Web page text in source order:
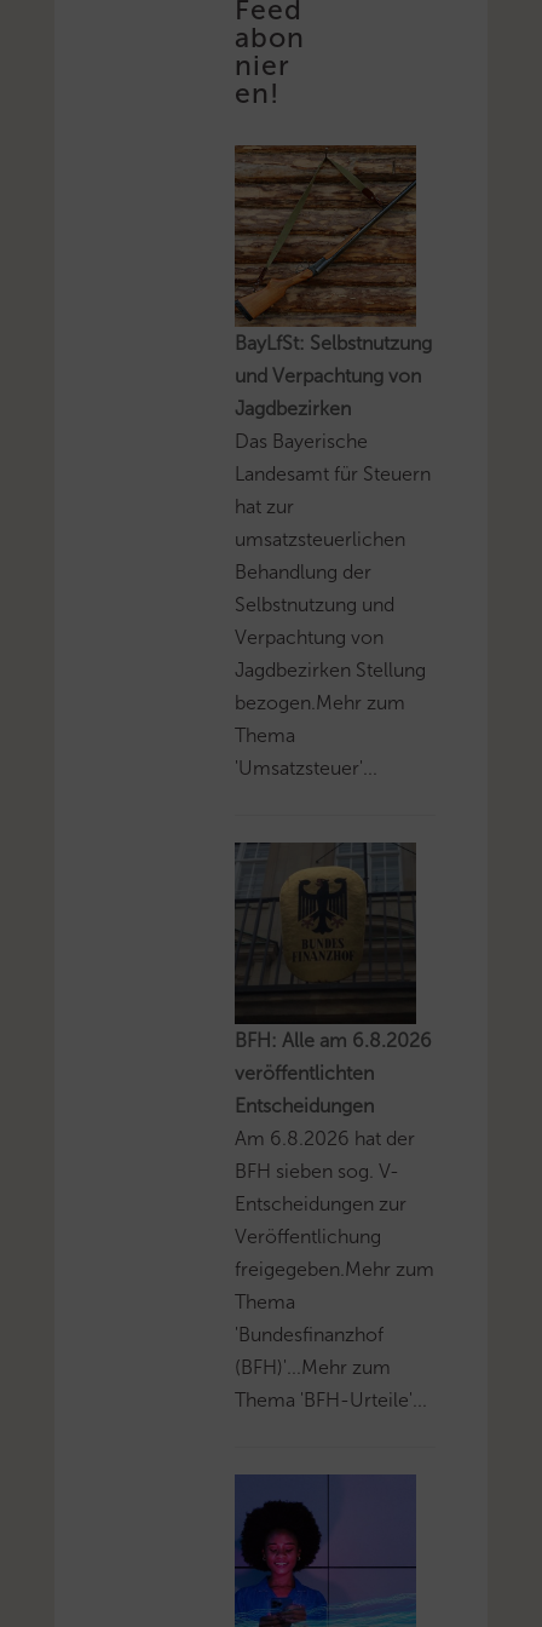
Feed
abon
nier
en!
BayLfSt: Selbstnutzung
und Verpachtung von
Jagdbezirken
Das Bayerische
Landesamt für Steuern
hat zur
umsatzsteuerlichen
Behandlung der
Selbstnutzung und
Verpachtung von
Jagdbezirken Stellung
bezogen.Mehr zum
Thema
'Umsatzsteuer'...
BFH: Alle am 6.8.2026
veröffentlichten
Entscheidungen
Am 6.8.2026 hat der
BFH sieben sog. V-
Entscheidungen zur
Veröffentlichung
freigegeben.Mehr zum
Thema
'Bundesfinanzhof
(BFH)'...Mehr zum
Thema 'BFH-Urteile'...